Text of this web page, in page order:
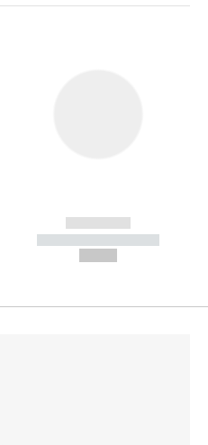
------------
----------- -----------